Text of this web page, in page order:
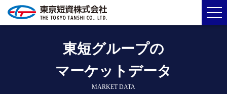
東短グループの
マーケットデータ
MARKET DATA